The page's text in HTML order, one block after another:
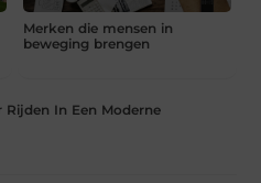
Merken die mensen in
beweging brengen
Rijden In Een Moderne